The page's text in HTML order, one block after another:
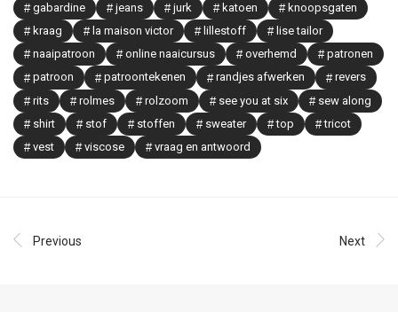
gabardine
jeans jurk katoen
knoopsgaten
kraag
la maison victor lillestoff
lise tailor
naaipatroon
online naaicursus overhemd
patronen
patroon
patroontekenen randjes afwerken
revers
rits
rolmes rolzoom see you at six
sew along
shirt
stof stoffen sweater top
tricot
vest
viscose vraag en antwoord
Previous Next